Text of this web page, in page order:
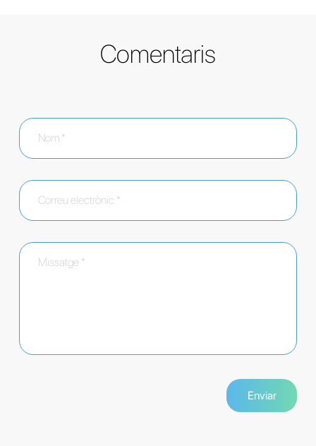
Comentaris